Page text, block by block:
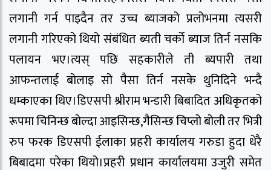
लगानी गर्न पाइदैन तर उच्च ब्याजको प्रलोभनमा त्यसरी
लगानी गरिएको थियो संबंधित ब्यती चर्को ब्याज तिर्न नसकि
पलायन भए।त्यस् पछि सहकारीले ती ब्यपारी तथा
आफन्तलाई बोलाइ सो पैसा तिर्न नसके थुनिदिने भन्दै
धम्काएका थिए।डिएसपी श्रीराम भन्डारी बिबादित अधिकृतको
रूपमा चिनिन्छ बोल्दा आइसिन्छ,गैसिन्छ चिप्लो बोली तर भित्री
रुप फरक डिएसपी ईलाका प्रहरी कार्यालय गरुडा हुदा धेरै
बिबादमा परेका थियो।प्रहरी प्रधान कार्यालयमा उजुरी समेत